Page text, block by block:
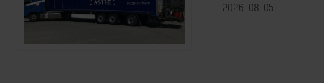
2026-08-05